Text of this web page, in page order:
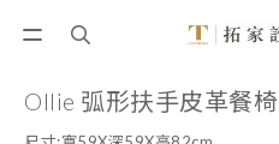
Ollie 弧形扶手皮革餐椅